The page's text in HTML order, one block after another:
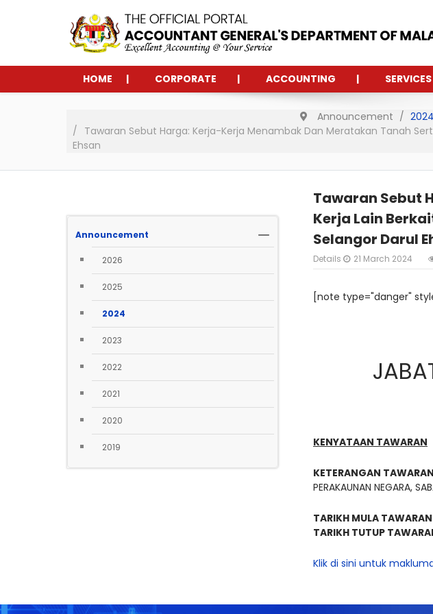
HOME CORPORATE ACCOUNTING SERVICES
Announcement 2024
Tawaran Sebut Harga: Kerja-Kerja Menambak Dan Meratakan Tanah
Ehsan
Announcement
2026
2025
2024
2023
2022
2021
2020
2019
Tawaran Sebut
Kerja Lain
Selangor Darul
Details 21 March 2024
[note type="danger"
KENYATAAN TAWARAN
KETERANGAN
PERAKAUNAN NEGARA,
TARIKH MULA
TARIKH TUTUP
Klik di sini untuk